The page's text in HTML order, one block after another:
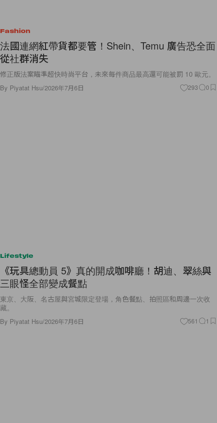
Fashion
法國連網紅帶貨都要管！Shein、Temu 廣告恐全面
從社群消失
修正版法案瞄準超快時尚平台，未來每件商品最高還可能被罰 10 歐元。
By Piyatat Hsu/2026年7月6日 293 0
Lifestyle
《玩具總動員 5》真的開成咖啡廳！胡迪、翠絲與
三眼怪全部變成餐點
東京、大阪、名古屋與宮城限定登場，角色餐點、拍照區和周邊一次收
藏。
By Piyatat Hsu/2026年7月6日 561 1